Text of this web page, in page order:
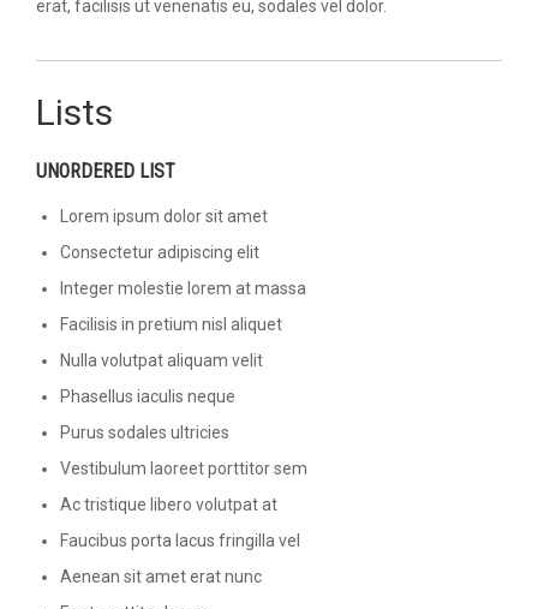
erat, facilisis ut venenatis eu, sodales vel dolor.
Lists
UNORDERED LIST
Lorem ipsum dolor sit amet
Consectetur adipiscing elit
Integer molestie lorem at massa
Facilisis in pretium nisl aliquet
Nulla volutpat aliquam velit
Phasellus iaculis neque
Purus sodales ultricies
Vestibulum laoreet porttitor sem
Ac tristique libero volutpat at
Faucibus porta lacus fringilla vel
Aenean sit amet erat nunc